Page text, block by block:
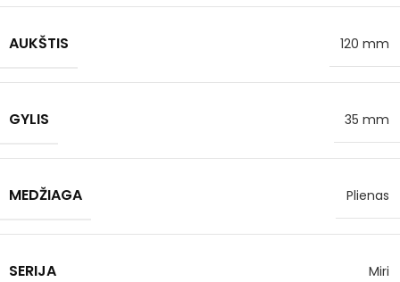
AUKŠTIS 120 mm
GYLIS 35 mm
MEDŽIAGA Plienas
SERIJA Miri